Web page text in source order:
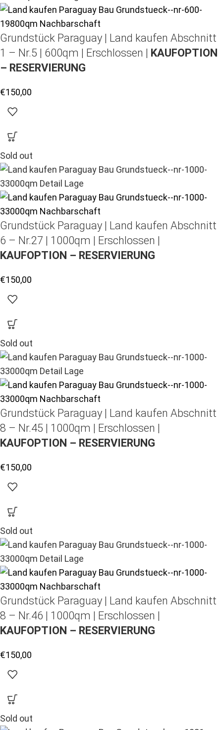
Grundstück Paraguay | Land kaufen Abschnitt
1 – Nr.5 | 600qm | Erschlossen | KAUFOPTION
– RESERVIERUNG
€150,00
Sold out
Grundstück Paraguay | Land kaufen Abschnitt
6 – Nr.27 | 1000qm | Erschlossen |
KAUFOPTION – RESERVIERUNG
€150,00
Sold out
Grundstück Paraguay | Land kaufen Abschnitt
8 – Nr.45 | 1000qm | Erschlossen |
KAUFOPTION – RESERVIERUNG
€150,00
Sold out
Grundstück Paraguay | Land kaufen Abschnitt
8 – Nr.46 | 1000qm | Erschlossen |
KAUFOPTION – RESERVIERUNG
€150,00
Sold out